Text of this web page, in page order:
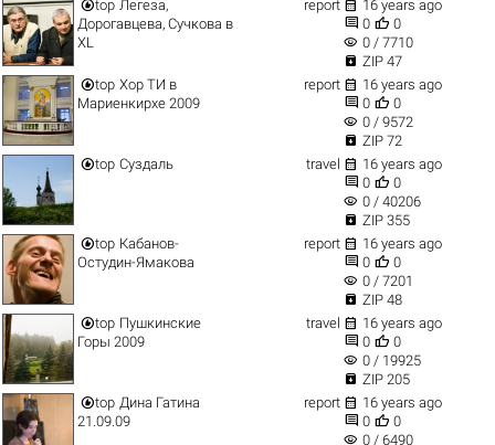
top Легеза,
Дорогавцева, Сучкова в
XL
report  16 years ago
 0  0
visibility 0 / 7710
 ZIP 47
top Хор ТИ в
Мариенкирхе 2009
report  16 years ago
 0  0
visibility 0 / 9572
 ZIP 72
top Суздаль travel  16 years ago
 0  0
visibility 0 / 40206
 ZIP 355
top Кабанов-
Остудин-Ямакова
report  16 years ago
 0  0
visibility 0 / 7201
 ZIP 48
top Пушкинские
Горы 2009
travel  16 years ago
 0  0
visibility 0 / 19925
 ZIP 205
top Дина Гатина
21.09.09
report  16 years ago
 0  0
visibility 0 / 6490